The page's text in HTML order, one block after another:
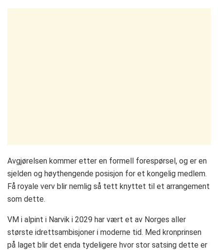
Avgjørelsen kommer etter en formell forespørsel, og er en
sjelden og høythengende posisjon for et kongelig medlem.
Få royale verv blir nemlig så tett knyttet til et arrangement
som dette.
VM i alpint i Narvik i 2029 har vært et av Norges aller
største idrettsambisjoner i moderne tid. Med kronprinsen
på laget blir det enda tydeligere hvor stor satsing dette er